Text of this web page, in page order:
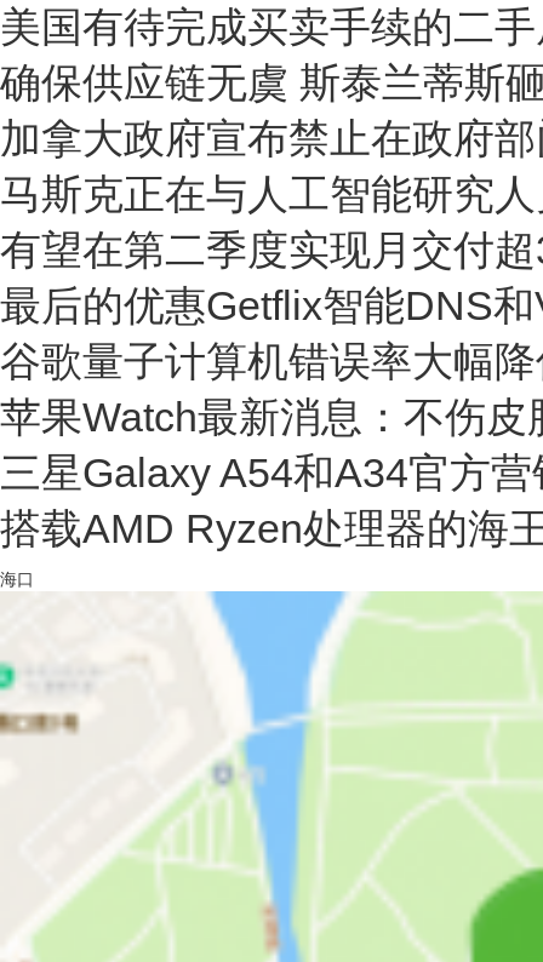
美国有待完成买卖手续的二
确保供应链无虞 斯泰兰蒂斯
加拿大政府宣布禁止在政府
马斯克正在与人工智能研究
有望在第二季度实现月交付
最后的优惠Getflix智能DNS
谷歌量子计算机错误率大幅
苹果Watch最新消息：不伤
三星Galaxy A54和A34官方
搭载AMD Ryzen处理器的海
海口